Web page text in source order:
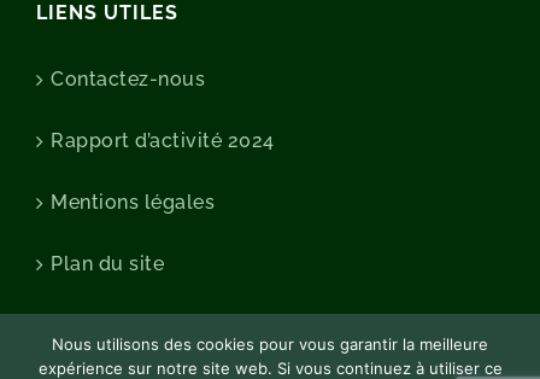
LIENS UTILES
Contactez-nous
Rapport d’activité 2024
Mentions légales
Plan du site
Nous utilisons des cookies pour vous garantir la meilleure
expérience sur notre site web. Si vous continuez à utiliser ce